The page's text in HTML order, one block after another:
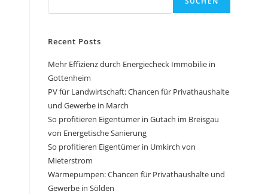
Recent Posts
Mehr Effizienz durch Energiecheck Immobilie in
Gottenheim
PV für Landwirtschaft: Chancen für Privathaushalte
und Gewerbe in March
So profitieren Eigentümer in Gutach im Breisgau
von Energetische Sanierung
So profitieren Eigentümer in Umkirch von
Mieterstrom
Wärmepumpen: Chancen für Privathaushalte und
Gewerbe in Sölden